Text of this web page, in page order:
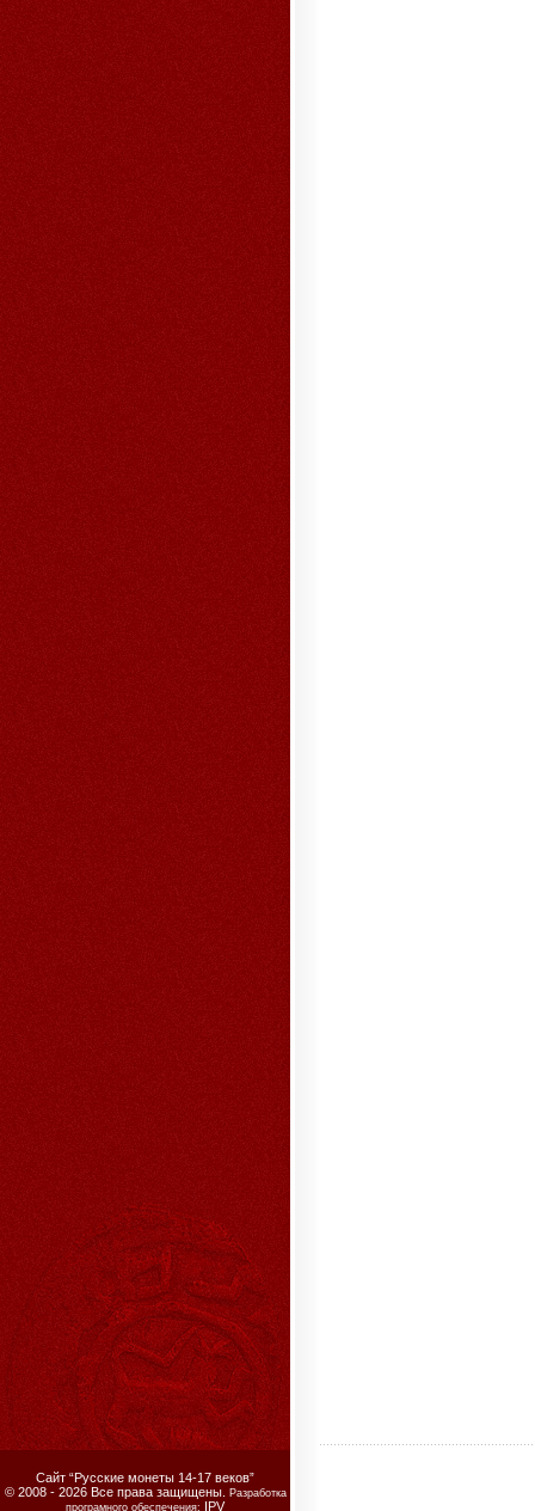
Сайт “Русские монеты 14-17 веков”
© 2008 - 2026 Все права защищены.
Разработка
програмного обеспечения: IPV